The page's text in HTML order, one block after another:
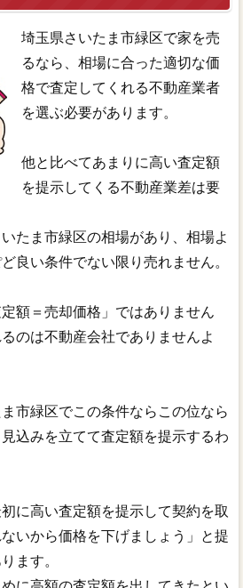
埼玉県さいたま市緑区で家を売
るなら、相場に合った適切な価
格で査定してくれる不動産業者
を選ぶ必要があります。
他と比べてあまりに高い査定額
を提示してくる不動産業差は要
たま市緑区の相場があり、相場よ
良い条件でない限り売れません。
額＝売却価格」ではありません
のは不動産会社でありませんよ
市緑区でこの条件ならこの位なら
込みを立てて査定額を提示するわ
に高い査定額を提示して契約を取
いから価格を下げましょう」と提
ます。